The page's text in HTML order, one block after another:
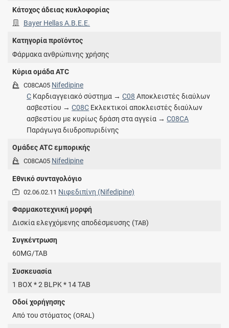
Κάτοχος άδειας κυκλοφορίας
Bayer Hellas Α.Β.Ε.Ε.
Κατηγορία προϊόντος
Φάρμακα ανθρώπινης χρήσης
Κύρια ομάδα ATC
C08CA05 Nifedipine
C Καρδιαγγειακό σύστημα →C08 Αποκλειστές διαύλων
ασβεστίου →C08C Εκλεκτικοί αποκλειστές διαύλων
ασβεστίου με κυρίως δράση στα αγγεία →C08CA
Παράγωγα διυδροπυριδίνης
Ομάδες ATC εμπορικής
C08CA05 Nifedipine
Εθνικό συνταγολόγιο
02.06.02.11 Νιφεδιπίνη (Nifedipine)
Φαρμακοτεχνική μορφή
Δισκία ελεγχόμενης αποδέσμευσης (TAB)
Συγκέντρωση
60MG/TAB
Συσκευασία
1 BOX * 2 BLPK * 14 TAB
Οδοί χορήγησης
Από του στόματος (ORAL)